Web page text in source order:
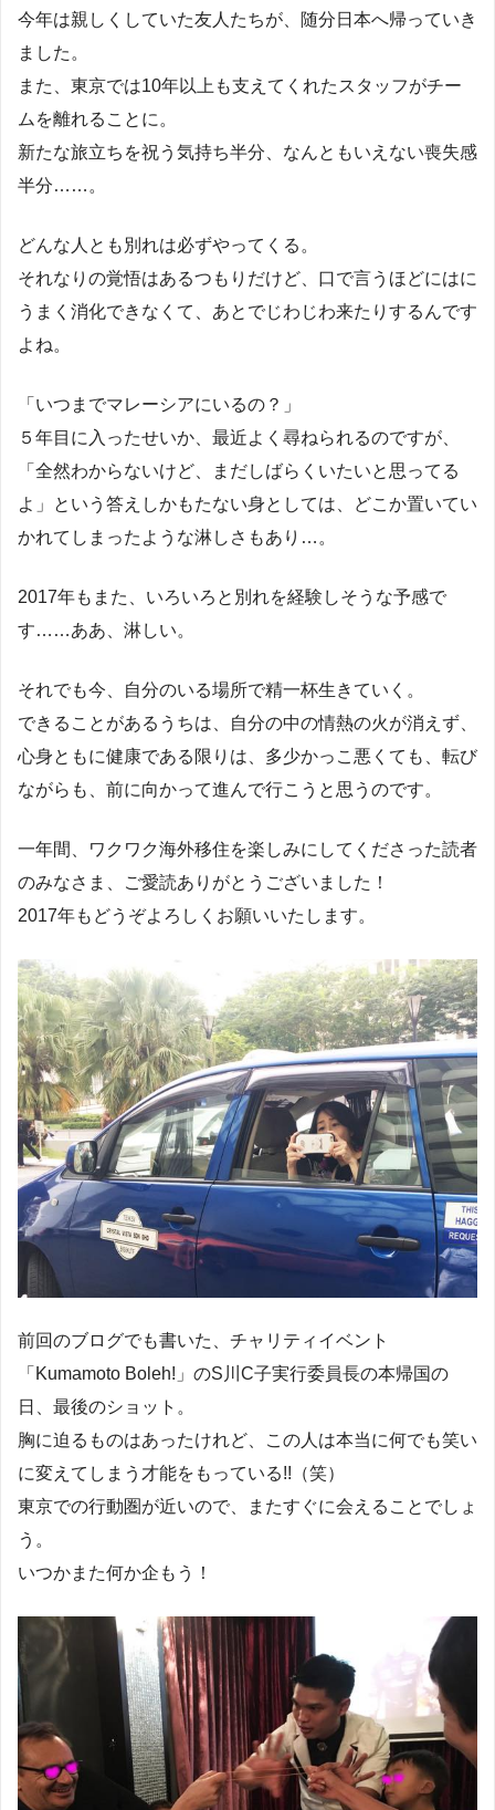
今年は親しくしていた友人たちが、随分日本へ帰っていき
ました。
また、東京では10年以上も支えてくれたスタッフがチー
ムを離れることに。
新たな旅立ちを祝う気持ち半分、なんともいえない喪失感
半分……。
どんな人とも別れは必ずやってくる。
それなりの覚悟はあるつもりだけど、口で言うほどにはに
うまく消化できなくて、あとでじわじわ来たりするんです
よね。
「いつまでマレーシアにいるの？」
５年目に入ったせいか、最近よく尋ねられるのですが、
「全然わからないけど、まだしばらくいたいと思ってる
よ」という答えしかもたない身としては、どこか置いてい
かれてしまったような淋しさもあり…。
2017年もまた、いろいろと別れを経験しそうな予感で
す……ああ、淋しい。
それでも今、自分のいる場所で精一杯生きていく。
できることがあるうちは、自分の中の情熱の火が消えず、
心身ともに健康である限りは、多少かっこ悪くても、転び
ながらも、前に向かって進んで行こうと思うのです。
一年間、ワクワク海外移住を楽しみにしてくださった読者
のみなさま、ご愛読ありがとうございました！
2017年もどうぞよろしくお願いいたします。
前回のブログでも書いた、チャリティイベント
「Kumamoto Boleh!」のS川C子実行委員長の本帰国の
日、最後のショット。
胸に迫るものはあったけれど、この人は本当に何でも笑い
に変えてしまう才能をもっている!!（笑）
東京での行動圏が近いので、またすぐに会えることでしょ
う。
いつかまた何か企もう！